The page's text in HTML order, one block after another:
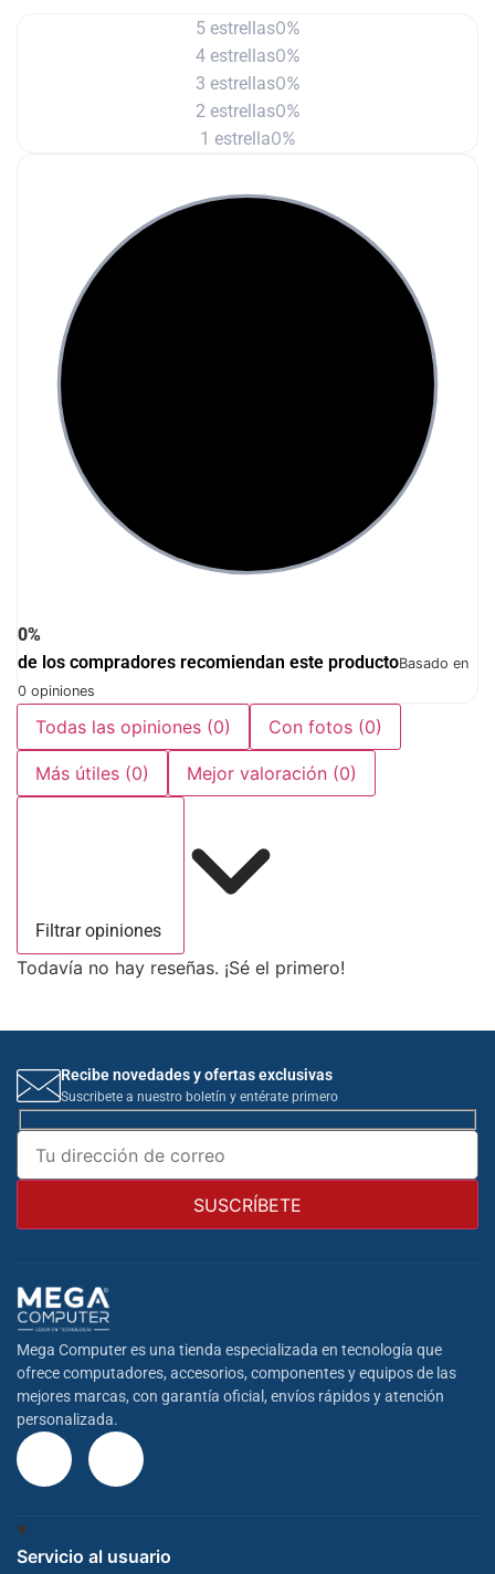
5 estrellas0%
4 estrellas0%
3 estrellas0%
2 estrellas0%
1 estrella0%
0%
de los compradores recomiendan este productoBasado en
0 opiniones
Todas las opiniones (0) Con fotos (0)
Más útiles (0) Mejor valoración (0)
Filtrar opiniones
Todavía no hay reseñas. ¡Sé el primero!
Recibe novedades y ofertas exclusivas
Suscribete a nuestro boletín y entérate primero
Mega Computer es una tienda especializada en tecnología que
ofrece computadores, accesorios, componentes y equipos de las
mejores marcas, con garantía oficial, envíos rápidos y atención
personalizada.
Servicio al usuario